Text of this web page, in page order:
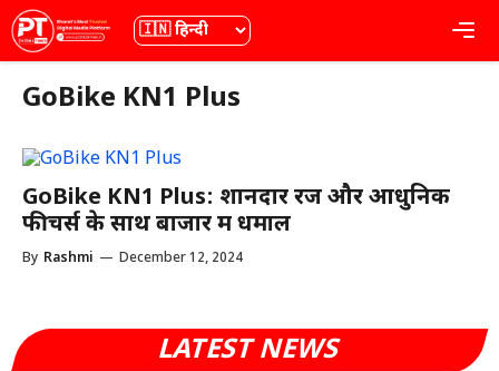
Skip
to
content
भाषा
GoBike KN1 Plus
GoBike KN1 Plus: शानदार रेंज और आधुनिक
फीचर्स के साथ बाजार में धमाल
By Rashmi — December 12, 2024
LATEST NEWS